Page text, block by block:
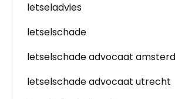
letseladvies
letselschade
letselschade advocaat
letselschade advocaat utrecht